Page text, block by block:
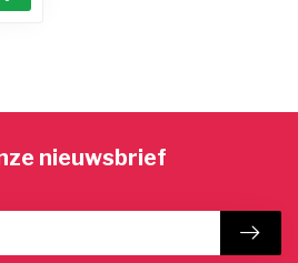
nieuwsbrief